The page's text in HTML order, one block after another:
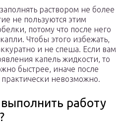
раствором не более
не пользуются этим
потому что после него
Чтобы этого избежать,
и не спеша. Если вам
капель жидкости, то
быстрее, иначе после
практически невозможно.
работу